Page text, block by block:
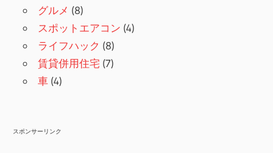
グルメ (8)
スポットエアコン (4)
ライフハック (8)
賃貸併用住宅 (7)
車 (4)
スポンサーリンク